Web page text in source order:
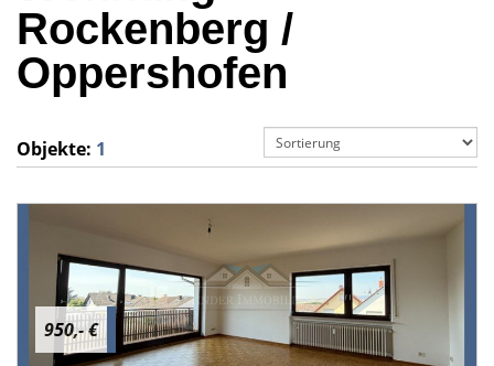
Rockenberg /
Oppershofen
Objekte: 1
950,- €